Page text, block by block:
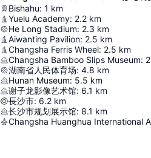
Bishahu: 1 km
Yuelu Academy: 2.2 km
He Long Stadium: 2.3 km
Aiwanting Pavilion: 2.5 km
Changsha Ferris Wheel: 2.5 km
Changsha Bamboo Slips Museum:
湖南省人民体育场: 4.8 km
Hunan Museum: 5.5 km
谢子龙影像艺术馆: 6.1 km
長沙市: 6.2 km
长沙市规划展示馆: 8.1 km
Changsha Huanghua International